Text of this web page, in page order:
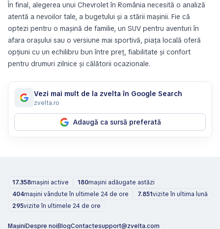
În final, alegerea unui Chevrolet în România necesită o analiză
atentă a nevoilor tale, a bugetului și a stării mașinii. Fie că
optezi pentru o mașină de familie, un SUV pentru aventuri în
afara orașului sau o versiune mai sportivă, piața locală oferă
opțiuni cu un echilibru bun între preț, fiabilitate și confort
pentru drumuri zilnice și călătorii ocazionale.
Vezi mai mult de la zvelta în Google Search
zvelta.ro
Adaugă ca sursă preferată
17.358mașini active 180mașini adăugate astăzi
404mașini vândute în ultimele 24 de ore 7.851vizite în ultima lună
295vizite în ultimele 24 de ore
MașiniDespre noiBlogContactesupport@zvelta.com